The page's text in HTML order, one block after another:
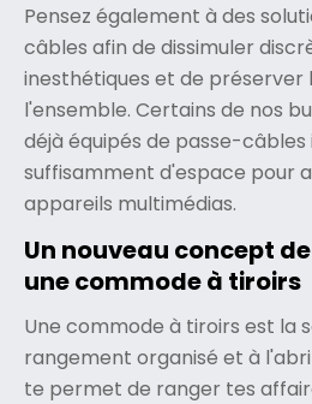
Pensez également à des
câbles afin de dissimuler
inesthétiques et de préserver
l'ensemble. Certains de nos
déjà équipés de passe-
suffisamment d'espace pour
appareils multimédias.
Un nouveau concept
une commode à tiroirs
Une commode à tiroirs est la
rangement organisé et à l'abri
te permet de ranger tes